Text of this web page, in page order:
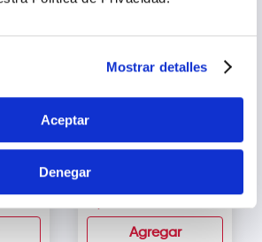
Mostrar detalles
Aceptar
Denegar
de
3M Cavilon Película
Agregar